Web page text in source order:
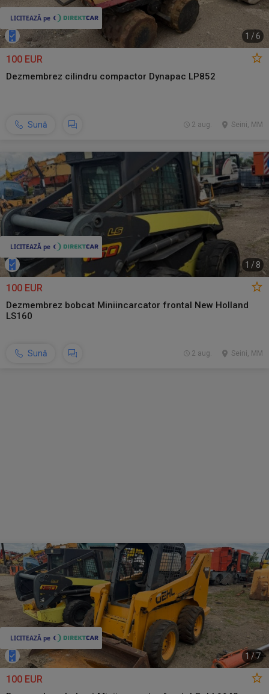
1 /6
100 EUR
Dezmembrez cilindru compactor Dynapac LP852
Sună Seini, MM
2 aug.
1 / 8
100 EUR
Dezmembrez bobcat Miniincarcator frontal New Holland
LS160
Sună Seini, MM
2 aug.
1/7
100 EUR